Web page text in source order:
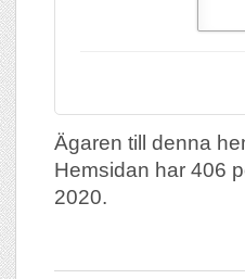
Ägaren till denna
Hemsidan har 406
2020.